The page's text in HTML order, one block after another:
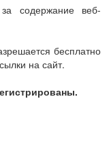
содержание веб-
бесплатно
на сайт.